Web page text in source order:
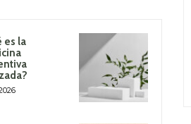
es la